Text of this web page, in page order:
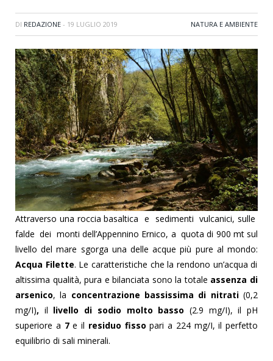
DI REDAZIONE - 19 LUGLIO 2019 NATURA E AMBIENTE
Attraverso una roccia basaltica e sedimenti vulcanici, sulle
falde dei monti dell’Appennino Ernico, a quota di 900 mt sul
livello del mare sgorga una delle acque più pure al mondo:
Acqua Filette. Le caratteristiche che la rendono un’acqua di
altissima qualità, pura e bilanciata sono la totale assenza di
arsenico, la concentrazione bassissima di nitrati(0,2
mg/I), il livello di sodio molto basso (2.9 mg/I), il pH
superiore a 7e il residuo fissopari a 224 mg/I, il perfetto
equilibrio di sali minerali.